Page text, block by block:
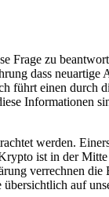
Frage zu
dass
führt einen durch
Informationen
werden.
ist in der
verrechnen
auf